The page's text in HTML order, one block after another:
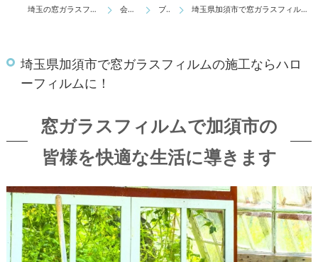
埼玉の窓ガラスフィルムはHELLO film 会社情報 ブログ 埼玉県加須市で窓ガラスフィルムの施工ならハローフィルムに！
埼玉県加須市で窓ガラスフィルムの施工ならハロ
ーフィルムに！
窓ガラスフィルムで加須市の
皆様を快適な生活に導きます